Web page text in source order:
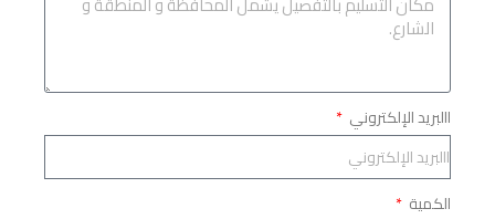
االبريد الإلكتروني
الكمية